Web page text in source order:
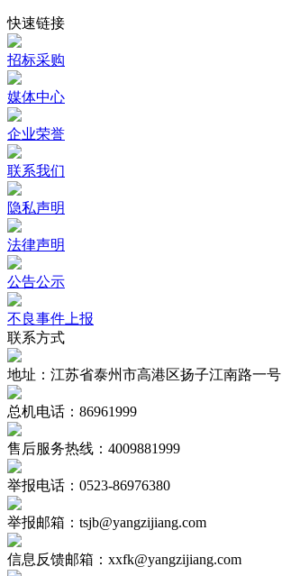
快速链接
招标采购
媒体中心
企业荣誉
联系我们
隐私声明
法律声明
公告公示
不良事件上报
联系方式
地址：江苏省泰州市高港区扬子江南路一号
总机电话：86961999
售后服务热线：4009881999
举报电话：0523-86976380
举报邮箱：tsjb@yangzijiang.com
信息反馈邮箱：xxfk@yangzijiang.com